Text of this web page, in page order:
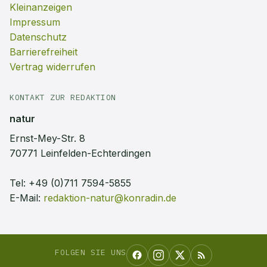
Kleinanzeigen
Impressum
Datenschutz
Barrierefreiheit
Vertrag widerrufen
KONTAKT ZUR REDAKTION
natur
Ernst-Mey-Str. 8
70771 Leinfelden-Echterdingen
Tel: +49 (0)711 7594-5855
E-Mail: redaktion-natur@konradin.de
FOLGEN SIE UNS